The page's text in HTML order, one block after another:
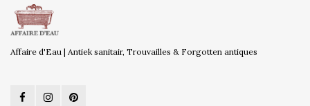
Affaire d'Eau | Antiek sanitair, Trouvailles & Forgotten antiques